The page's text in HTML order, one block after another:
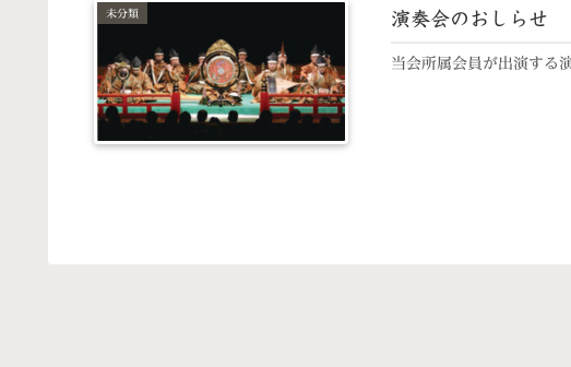
未分類 演奏会のおしらせ
当会所属会員が出演する